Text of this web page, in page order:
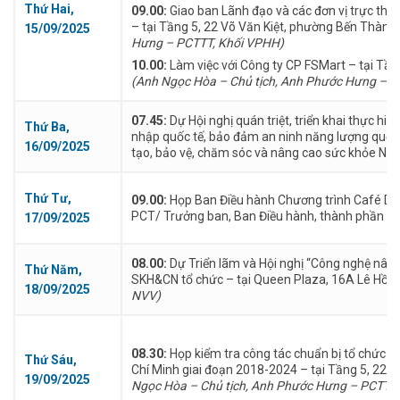
Thứ Hai,
15/09/2025
09.00: Giao ban Lãnh đạo và các đơn vị trực
– tại Tầng 5, 22 Võ Văn Kiệt, phường Bến Thành
Hưng – PCTTT,Khối VPHH)
10.00: Làm việc với Công ty CP FSMart – tại
(Anh Ngọc Hòa – Chủ tịch, Anh Phước Hưng –
Thứ Ba,
16/09/2025
07.45: Dự Hội nghị quán triệt, triển khai thực
nhập quốc tế, bảo đảm an ninh năng lượng
tạo, bảo vệ, chăm sóc và nâng cao sức khỏe
Thứ Tư,
17/09/2025
09.00: Họp Ban Điều hành Chương trình Café
PCT/ Trưởng ban, Ban Điều hành, thành phần
Thứ Năm,
18/09/2025
08.00: Dự Triển lãm và Hội nghị “Công nghệ
SKH&CN tổ chức – tại Queen Plaza, 16A Lê
NVV)
Thứ Sáu,
19/09/2025
08.30: Họp kiểm tra công tác chuẩn bị tổ chức
Chí Minh giai đoạn 2018-2024 – tại Tầng 5, 22
Ngọc Hòa – Chủ tịch, Anh Phước Hưng –